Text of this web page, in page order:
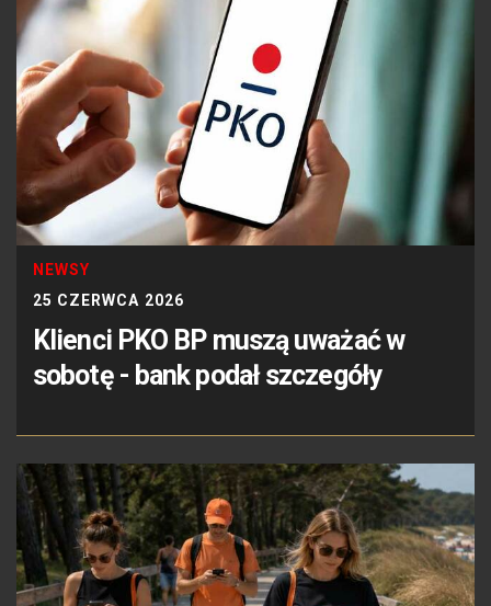
NEWSY
25 CZERWCA 2026
Klienci PKO BP muszą uważać w
sobotę - bank podał szczegóły